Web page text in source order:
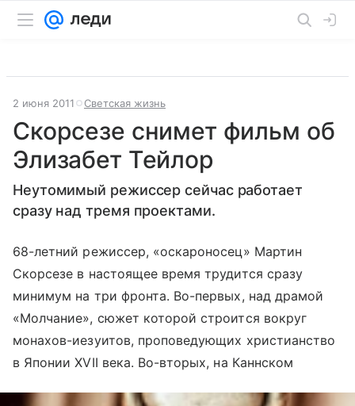
2 июня 2011 Светская жизнь
Скорсезе снимет фильм об
Элизабет Тейлор
Неутомимый режиссер сейчас работает
сразу над тремя проектами.
68-летний режиссер, «оскароносец» Мартин
Скорсезе в настоящее время трудится сразу
минимум на три фронта. Во-первых, над драмой
«Молчание», сюжет которой строится вокруг
монахов-иезуитов, проповедующих христианство
в Японии XVII века. Во-вторых, на Каннском